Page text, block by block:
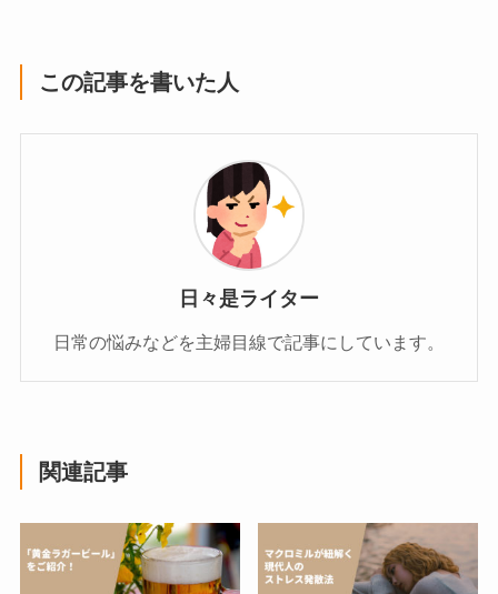
この記事を書いた人
日々是ライター
日常の悩みなどを主婦目線で記事にしています。
関連記事